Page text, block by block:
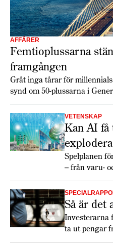
AFFÄRER
Femtioplussarna
framgången
Gråt inga tårar för
synd om 50-plussarna i
VETENSKAP
Kan AI
Spelplanen
– från varu-
Så är det
Investerarna
ta ut pengar